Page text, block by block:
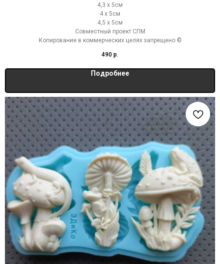
4,3 х 5см
4 х 5см
4,5 х 5см
Совместный проект СПМ
Копирование в коммерческих целях запрещено ©
490 р.
Подробнее